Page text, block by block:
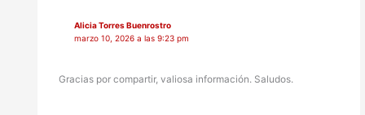
Alicia Torres Buenrostro
marzo 10, 2026 a las 9:23 pm
Gracias por compartir, valiosa información. Saludos.